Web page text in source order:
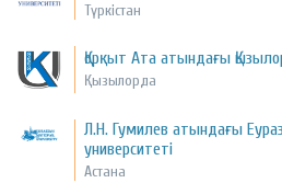
Түркістан
Қорқыт Ата атындағы
Қызылорда
Л.Н. Гумилев атындағы
университеті
Астана